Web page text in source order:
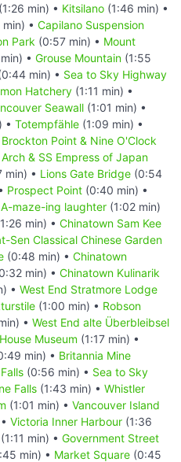
(1:26 min) • Kitsilano (1:46 min) •
• Capilano Suspension
Park (0:57 min) • Mount
• Grouse Mountain (1:55
min) • Sea to Sky Highway
Hatchery (1:11 min) •
Seawall (1:01 min) •
• Totempfähle (1:09 min) •
Brockton Point & Nine O'Clock
& SS Empress of Japan
min) • Lions Gate Bridge (0:54
Prospect Point (0:40 min) •
A-maze-ing laughter (1:02 min)
min) • Chinatown Sam Kee
Sen Classical Chinese Garden
(0:48 min) • Chinatown
min) • Chinatown Kulinarik
• West End Stratmore Lodge
(1:00 min) • Robson
• West End alte Überbleibsel
Museum (1:17 min) •
min) • Britannia Mine
(0:56 min) • Sea to Sky
Falls (1:43 min) • Whistler
(1:01 min) • Vancouver Island
Victoria Inner Harbour (1:36
(1:11 min) • Government Street
min) • Market Square (0:45